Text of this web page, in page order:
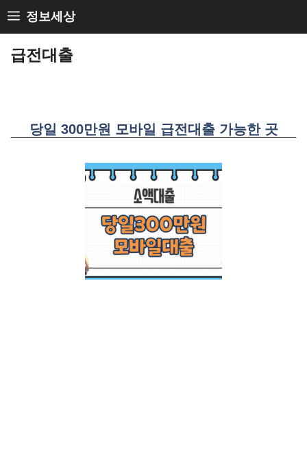
Skip
to
content
정보세상
급전대출
당일 300만원 모바일 급전대출 가능한 곳